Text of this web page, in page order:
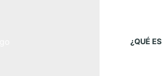
¿QUÉ